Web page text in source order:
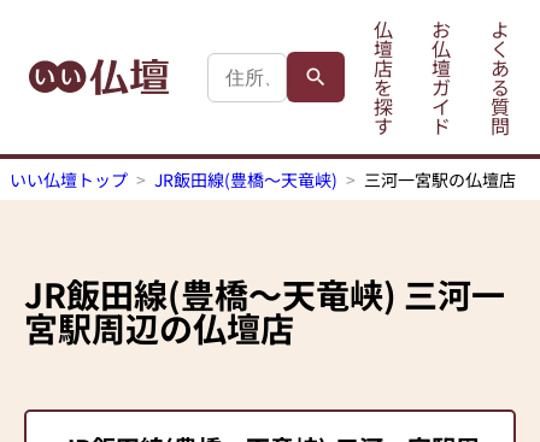
仏
壇
店
を
探
す
お
仏
壇
ガ
イ
ド
よ
く
あ
る
質
問
いい仏壇トップ JR飯田線(豊橋～天竜峡) 三河一宮駅の仏壇店
JR飯田線(豊橋～天竜峡) 三河一
宮駅周辺の仏壇店